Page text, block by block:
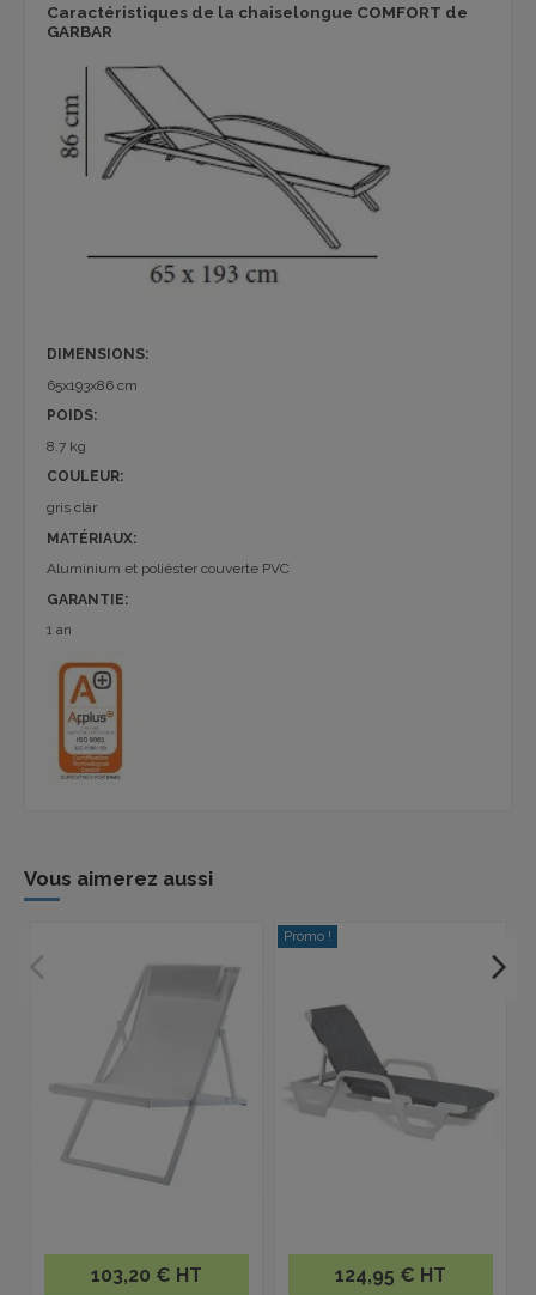
Caractéristiques de la chaiselongue COMFORT de
GARBAR
DIMENSIONS:
65x193x86 cm
POIDS:
8.7 kg
COULEUR:
gris clar
MATÉRIAUX:
Aluminium et poliéster couverte PVC
GARANTIE:
1 an
Vous aimerez aussi
103,20 € HT
Promo !
124,95 € HT